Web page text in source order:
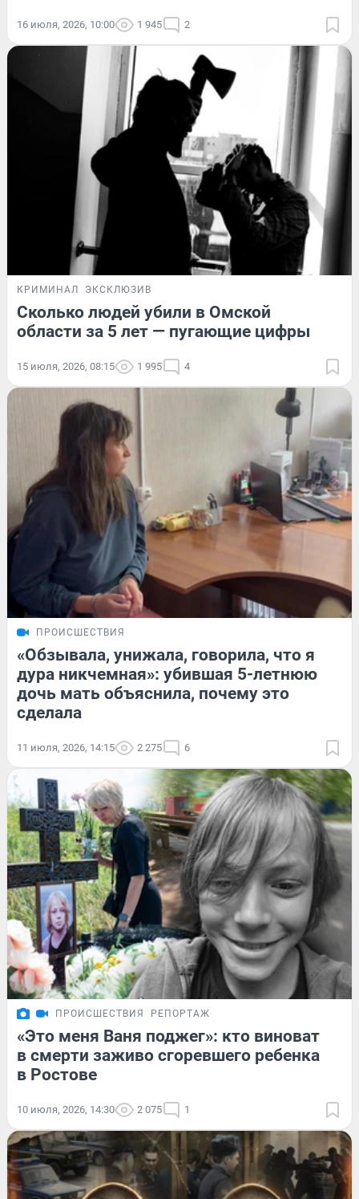
16 июля, 2026, 10:00 1 945 2
КРИМИНАЛ ЭКСКЛЮЗИВ
Сколько людей убили в Омской
области за 5 лет — пугающие цифры
15 июля, 2026, 08:15 1 995 4
ПРОИСШЕСТВИЯ
«Обзывала, унижала, говорила, что я
дура никчемная»: убившая 5-летнюю
дочь мать объяснила, почему это
сделала
11 июля, 2026, 14:15 2 275 6
ПРОИСШЕСТВИЯ РЕПОРТАЖ
«Это меня Ваня поджег»: кто виноват
в смерти заживо сгоревшего ребенка
в Ростове
10 июля, 2026, 14:30 2 075 1